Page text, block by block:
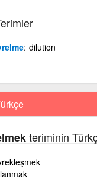
dilution
teriminin